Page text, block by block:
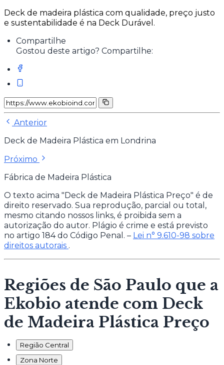
Deck de madeira plástica com qualidade, preço justo
e sustentabilidade é na Deck Durável.
Compartilhe
Gostou deste artigo? Compartilhe:
Anterior
Deck de Madeira Plástica em Londrina
Próximo
Fábrica de Madeira Plástica
O texto acima "Deck de Madeira Plástica Preço" é de
direito reservado. Sua reprodução, parcial ou total,
mesmo citando nossos links, é proibida sem a
autorização do autor. Plágio é crime e está previsto
no artigo 184 do Código Penal. – Lei n° 9.610-98 sobre
direitos autorais .
Regiões de São Paulo que a
Ekobio atende com Deck
de Madeira Plástica Preço
Região Central
Zona Norte